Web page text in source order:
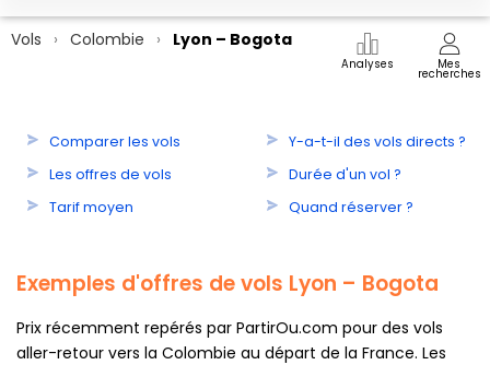
Vols Colombie Lyon – Bogota
Analyses Mes
recherches
Exemples d'offres de vols Lyon – Bogota
Prix récemment repérés par PartirOu.com pour des vols
aller-retour vers la Colombie au départ de la France. Les
Comparer les vols
Les offres de vols
Tarif moyen
Y-a-t-il des vols directs ?
Durée d'un vol ?
Quand réserver ?